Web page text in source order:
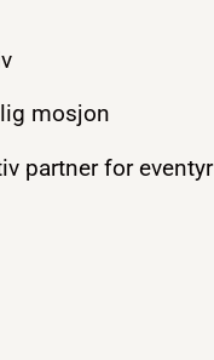
mosjon
partner for eventyr